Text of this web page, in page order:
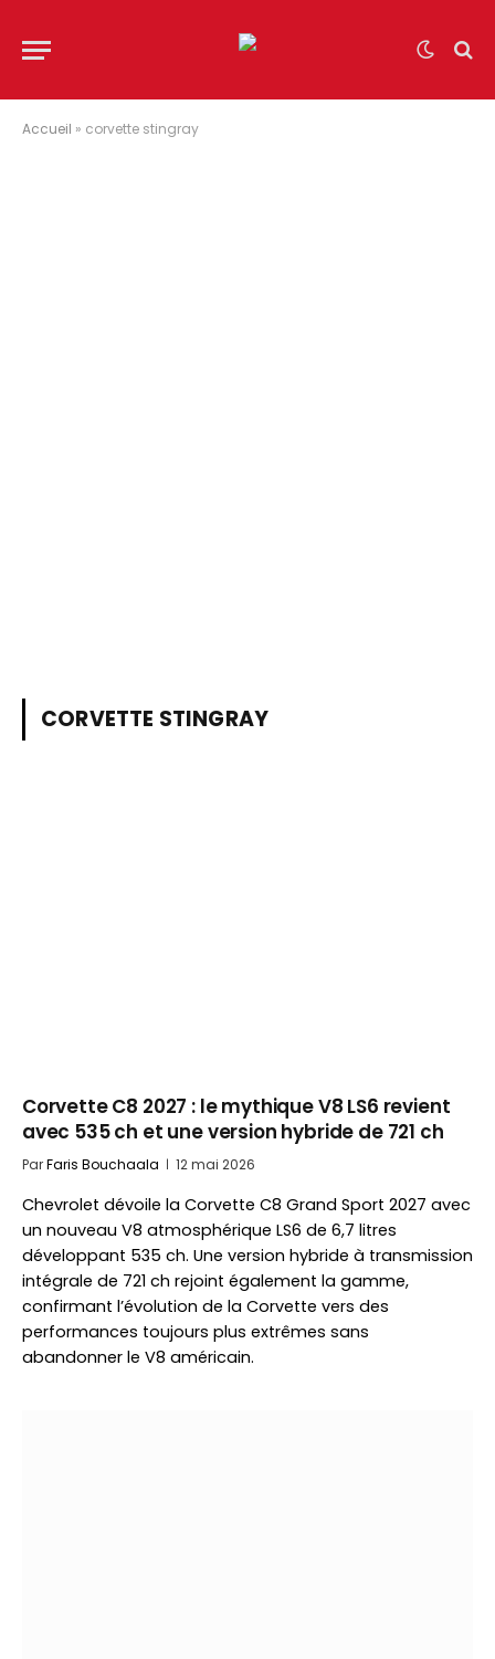
Accueil » corvette stingray
CORVETTE STINGRAY
Corvette C8 2027 : le mythique V8 LS6 revient
avec 535 ch et une version hybride de 721 ch
ParFaris Bouchaala 12 mai 2026
Chevrolet dévoile la Corvette C8 Grand Sport 2027 avec
un nouveau V8 atmosphérique LS6 de 6,7 litres
développant 535 ch. Une version hybride à transmission
intégrale de 721 ch rejoint également la gamme,
confirmant l’évolution de la Corvette vers des
performances toujours plus extrêmes sans
abandonner le V8 américain.